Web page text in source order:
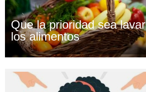
Que la prioridad sea lavar
los alimentos